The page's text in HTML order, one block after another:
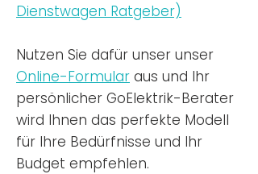
Dienstwagen Ratgeber)
Nutzen Sie dafür unser unser
Online-Formular aus und Ihr
persönlicher GoElektrik-Berater
wird Ihnen das perfekte Modell
für Ihre Bedürfnisse und Ihr
Budget empfehlen.